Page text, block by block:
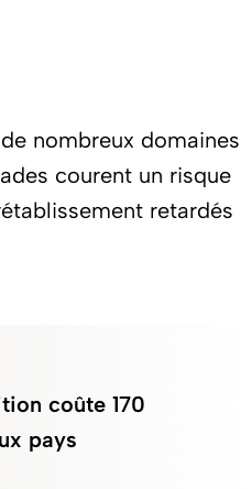
nombreux domaines
courent un risque
retardés
coûte 170
pays